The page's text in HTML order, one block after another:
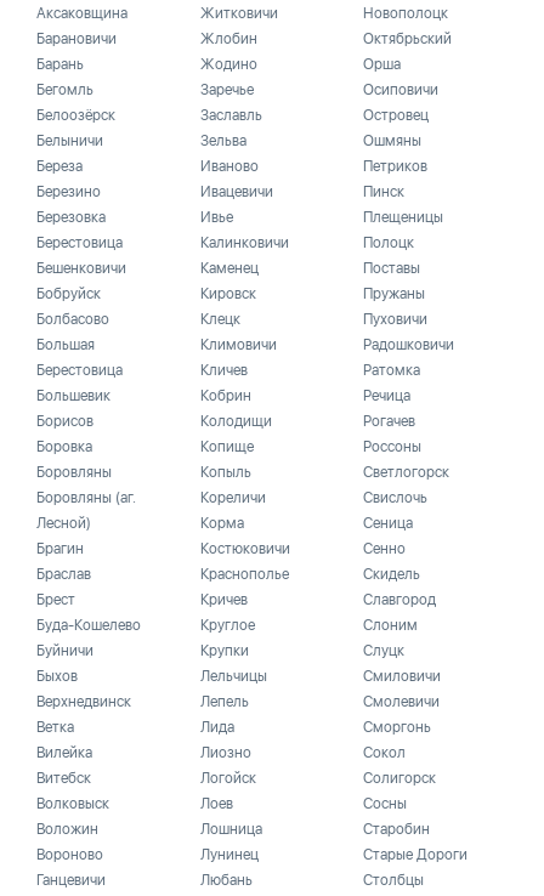
Аксаковщина
Барановичи
Барань
Бегомль
Белоозёрск
Белыничи
Береза
Березино
Березовка
Берестовица
Бешенковичи
Бобруйск
Болбасово
Большая
Берестовица
Большевик
Борисов
Боровка
Боровляны
Боровляны (аг.
Лесной)
Брагин
Браслав
Брест
Буда-Кошелево
Буйничи
Быхов
Верхнедвинск
Ветка
Вилейка
Витебск
Волковыск
Воложин
Вороново
Ганцевичи
Житковичи
Жлобин
Жодино
Заречье
Заславль
Зельва
Иваново
Ивацевичи
Ивье
Калинковичи
Каменец
Кировск
Клецк
Климовичи
Кличев
Кобрин
Колодищи
Копище
Копыль
Кореличи
Корма
Костюковичи
Краснополье
Кричев
Круглое
Крупки
Лельчицы
Лепель
Лида
Лиозно
Логойск
Лоев
Лошница
Лунинец
Любань
Новополоцк
Октябрьский
Орша
Осиповичи
Островец
Ошмяны
Петриков
Пинск
Плещеницы
Полоцк
Поставы
Пружаны
Пуховичи
Радошковичи
Ратомка
Речица
Рогачев
Россоны
Светлогорск
Свислочь
Сеница
Сенно
Скидель
Славгород
Слоним
Слуцк
Смиловичи
Смолевичи
Сморгонь
Сокол
Солигорск
Сосны
Старобин
Старые Дороги
Столбцы